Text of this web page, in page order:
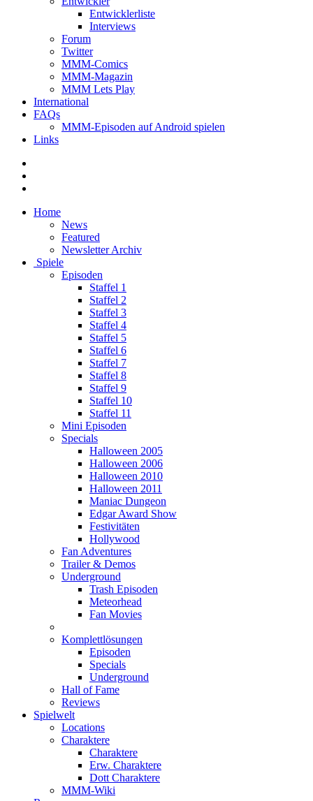
Entwicklerliste
Interviews
Forum
Twitter
MMM-Comics
MMM-Magazin
MMM Lets Play
International
FAQs
MMM-Episoden auf Android spielen
Links
Home
News
Featured
Newsletter Archiv
Spiele
Episoden
Staffel 1
Staffel 2
Staffel 3
Staffel 4
Staffel 5
Staffel 6
Staffel 7
Staffel 8
Staffel 9
Staffel 10
Staffel 11
Mini Episoden
Specials
Halloween 2005
Halloween 2006
Halloween 2010
Halloween 2011
Maniac Dungeon
Edgar Award Show
Festivitäten
Hollywood
Fan Adventures
Trailer & Demos
Underground
Trash Episoden
Meteorhead
Fan Movies
Komplettlösungen
Episoden
Specials
Underground
Hall of Fame
Reviews
Spielwelt
Locations
Charaktere
Charaktere
Erw. Charaktere
Dott Charaktere
MMM-Wiki